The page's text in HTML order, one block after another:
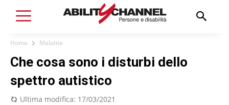
Home Malattie
Che cosa sono i disturbi dello
spettro autistico
Ultima modifica: 17/03/2021